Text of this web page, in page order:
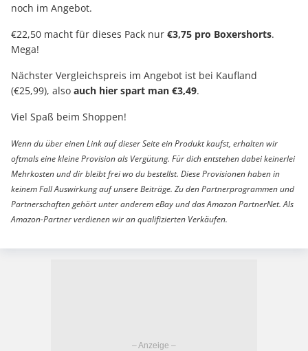
noch im Angebot.
€22,50 macht für dieses Pack nur €3,75 pro Boxershorts.
Mega!
Nächster Vergleichspreis im Angebot ist bei Kaufland
(€25,99), also auch hier spart man €3,49.
Viel Spaß beim Shoppen!
Wenn du über einen Link auf dieser Seite ein Produkt kaufst, erhalten wir
oftmals eine kleine Provision als Vergütung. Für dich entstehen dabei keinerlei
Mehrkosten und dir bleibt frei wo du bestellst. Diese Provisionen haben in
keinem Fall Auswirkung auf unsere Beiträge. Zu den Partnerprogrammen und
Partnerschaften gehört unter anderem eBay und das Amazon PartnerNet. Als
Amazon-Partner verdienen wir an qualifizierten Verkäufen.